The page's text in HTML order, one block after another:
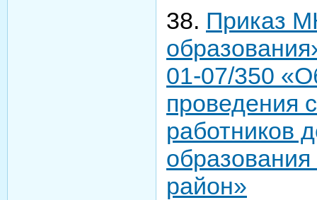
38. Приказ
01-07/350
проведения
работников
район»